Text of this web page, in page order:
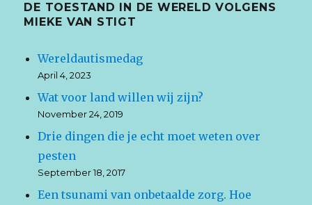
DE TOESTAND IN DE WERELD VOLGENS
MIEKE VAN STIGT
Wereldautismedag
April 4, 2023
Wat voor land willen wij zijn?
November 24, 2019
Drie dingen die je echt moet weten over
pesten
September 18, 2017
Een tsunami van onbetaalde zorg. Hoe